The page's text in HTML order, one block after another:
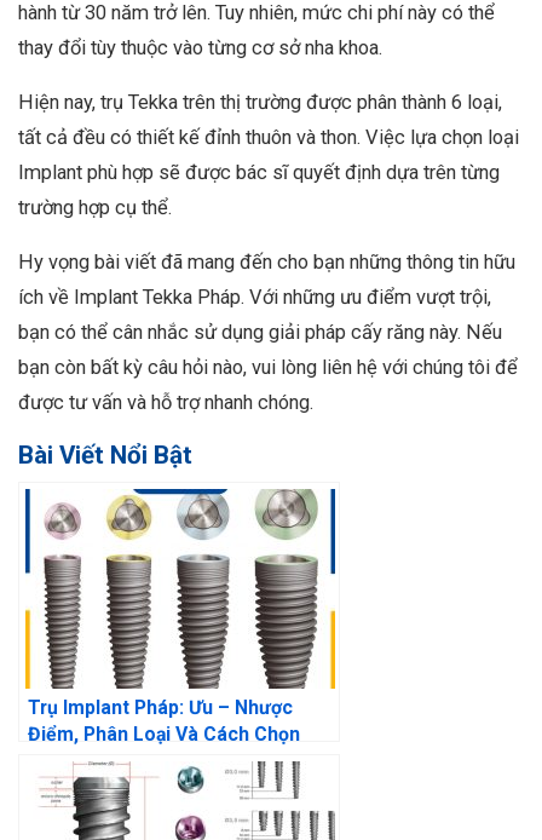
hành từ 30 năm trở lên. Tuy nhiên, mức chi phí này có thể
thay đổi tùy thuộc vào từng cơ sở nha khoa.
Hiện nay, trụ Tekka trên thị trường được phân thành 6 loại,
tất cả đều có thiết kế đỉnh thuôn và thon. Việc lựa chọn loại
Implant phù hợp sẽ được bác sĩ quyết định dựa trên từng
trường hợp cụ thể.
Hy vọng bài viết đã mang đến cho bạn những thông tin hữu
ích về Implant Tekka Pháp. Với những ưu điểm vượt trội,
bạn có thể cân nhắc sử dụng giải pháp cấy răng này. Nếu
bạn còn bất kỳ câu hỏi nào, vui lòng liên hệ với chúng tôi để
được tư vấn và hỗ trợ nhanh chóng.
Bài Viết Nổi Bật
Trụ Implant Pháp: Ưu – Nhược
Điểm, Phân Loại Và Cách Chọn